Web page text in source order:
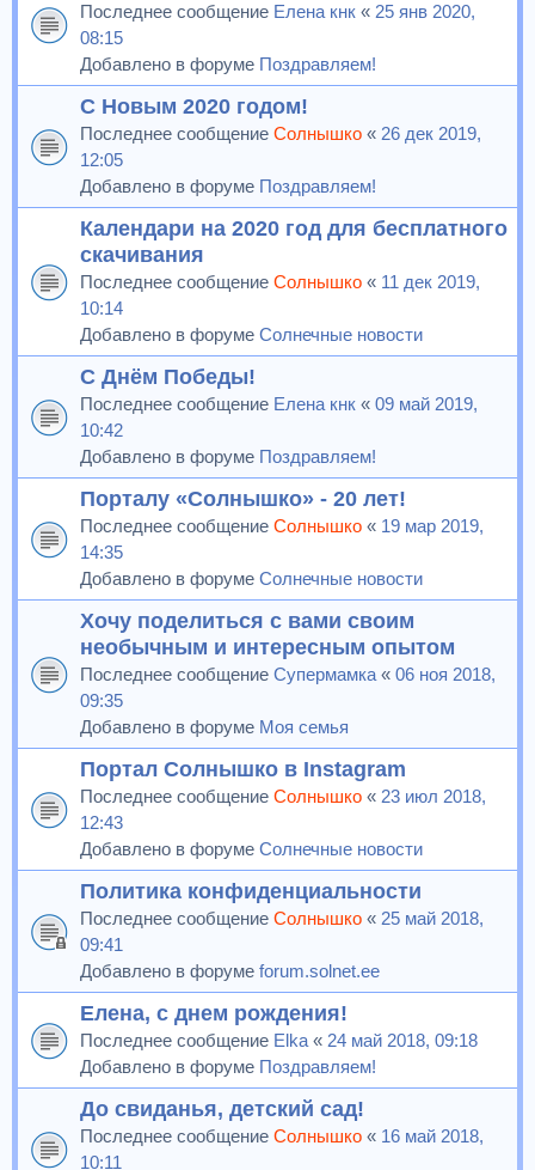
Последнее сообщение Елена кнк « 25 янв 2020,
08:15
Добавлено в форуме Поздравляем!
С Новым 2020 годом!
Последнее сообщение Солнышко « 26 дек 2019,
12:05
Добавлено в форуме Поздравляем!
Календари на 2020 год для бесплатного
скачивания
Последнее сообщение Солнышко « 11 дек 2019,
10:14
Добавлено в форуме Солнечные новости
С Днём Победы!
Последнее сообщение Елена кнк « 09 май 2019,
10:42
Добавлено в форуме Поздравляем!
Порталу «Солнышко» - 20 лет!
Последнее сообщение Солнышко « 19 мар 2019,
14:35
Добавлено в форуме Солнечные новости
Хочу поделиться с вами своим
необычным и интересным опытом
Последнее сообщение Супермамка « 06 ноя 2018,
09:35
Добавлено в форуме Моя семья
Портал Солнышко в Instagram
Последнее сообщение Солнышко « 23 июл 2018,
12:43
Добавлено в форуме Солнечные новости
Политика конфиденциальности
Последнее сообщение Солнышко « 25 май 2018,
09:41
Добавлено в форуме forum.solnet.ee
Елена, с днем рождения!
Последнее сообщение Elka « 24 май 2018, 09:18
Добавлено в форуме Поздравляем!
До свиданья, детский сад!
Последнее сообщение Солнышко « 16 май 2018,
10:11